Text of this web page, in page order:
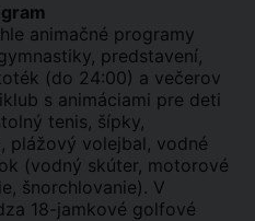
animačné programy
predstavení,
(do 24:00) a večerov
s animáciami pre deti
tenis, šípky,
plážový volejbal, vodné
(vodný skúter, motorové
šnorchlovanie). V
18-jamkové golfové